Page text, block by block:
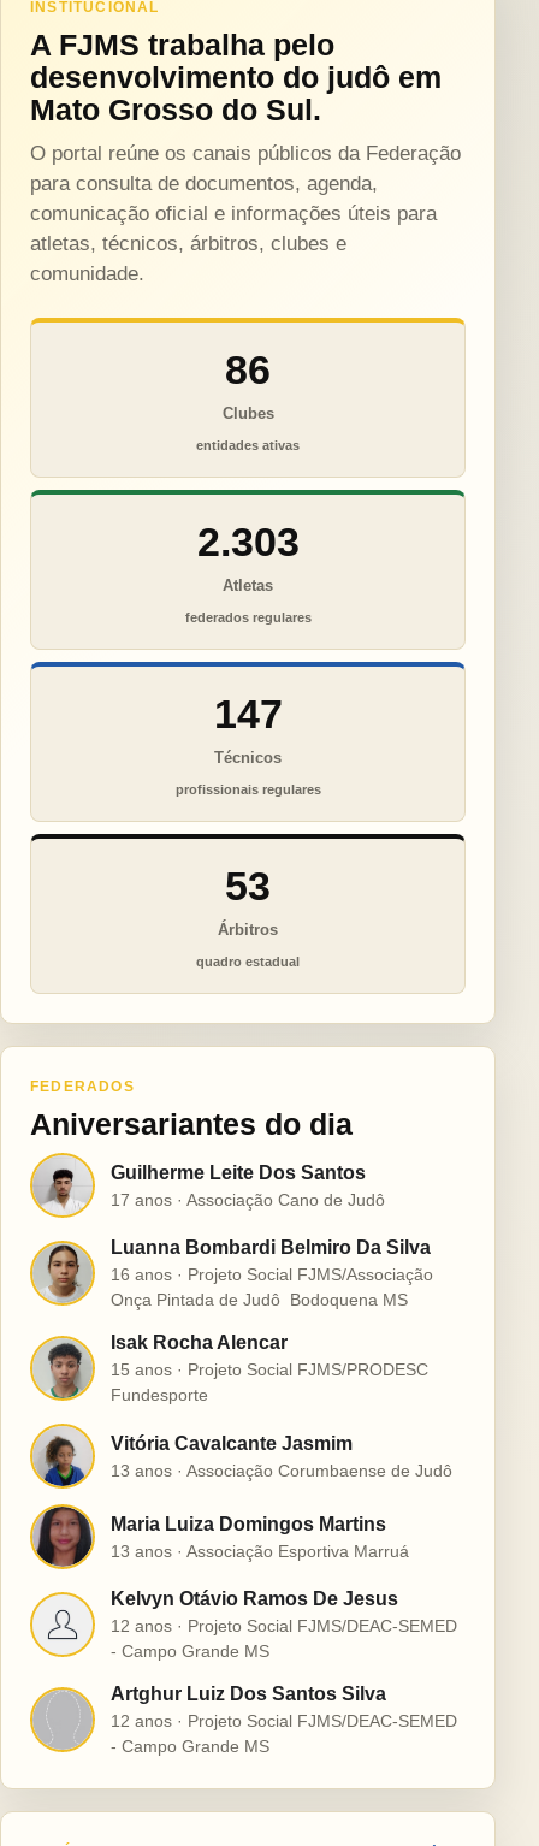
INSTITUCIONAL
A FJMS trabalha pelo
desenvolvimento do judô em
Mato Grosso do Sul.
O portal reúne os canais públicos da Federação
para consulta de documentos, agenda,
comunicação oficial e informações úteis para
atletas, técnicos, árbitros, clubes e
comunidade.
86
Clubes
entidades ativas
2.303
Atletas
federados regulares
147
Técnicos
profissionais regulares
53
Árbitros
quadro estadual
FEDERADOS
Aniversariantes do dia
G Guilherme Leite Dos Santos
17 anos · Associação Cano de Judô
L
Luanna Bombardi Belmiro Da Silva
16 anos · Projeto Social FJMS/Associação
Onça Pintada de Judô  Bodoquena MS
I
Isak Rocha Alencar
15 anos · Projeto Social FJMS/PRODESC
Fundesporte
V Vitória Cavalcante Jasmim
13 anos · Associação Corumbaense de Judô
M Maria Luiza Domingos Martins
13 anos · Associação Esportiva Marruá
K
Kelvyn Otávio Ramos De Jesus
12 anos · Projeto Social FJMS/DEAC-SEMED
- Campo Grande MS
Artghur Luiz Dos Santos Silva
12 anos · Projeto Social FJMS/DEAC-SEMED
- Campo Grande MS